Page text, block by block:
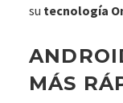
su tecnología
MÁS